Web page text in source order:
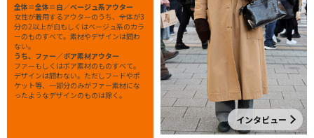
全体＝全体＝白／ベージュ系アウター
女性が着用するアウターのうち、全体が3
分の2以上が白もしくはベージュ系のカラ
ーのものすべて。素材やデザインは問わ
ない。
うち、ファー／ボア素材アウター
ファーもしくはボア素材のものすべて。
デザインは問わない。ただしフードやポ
ケット等、一部分のみがファー素材にな
ったようなデザインのものは除く。
インタビュー